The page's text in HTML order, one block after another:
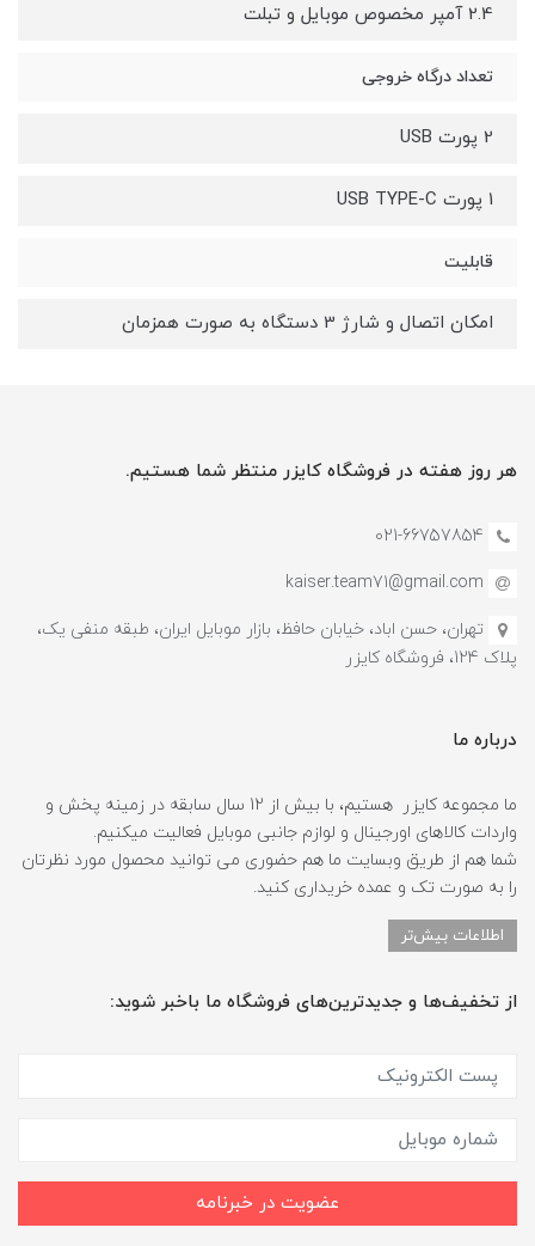
2.4 آمپر مخصوص موبایل و تبلت
تعداد درگاه خروجی
2 پورت USB
1 پورت USB TYPE-C
قابلیت
امکان اتصال و شارژ 3 دستگاه به صورت همزمان
هر روز هفته در فروشگاه کایزر منتظر شما هستیم.
021-66757854
kaiser.team71@gmail.com
تهران، حسن اباد، خیابان حافظ، بازار موبایل ایران، طبقه منفی یک،
پلاک 124، فروشگاه کایزر
درباره ما
ما مجموعه کایزر هستیم، با بیش از 12 سال سابقه در زمینه پخش و
واردات کالاهای اورجینال و لوازم جانبی موبایل فعالیت میکنیم.
شما هم از طریق وبسایت ما هم حضوری می توانید محصول مورد نظرتان
را به صورت تک و عمده خریداری کنید.
اطلاعات بیش‌تر
از تخفیف‌ها و جدیدترین‌های فروشگاه ما باخبر شوید:
عضویت در خبرنامه